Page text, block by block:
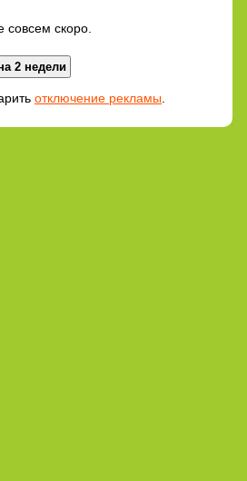
совсем скоро.
отключение рекламы